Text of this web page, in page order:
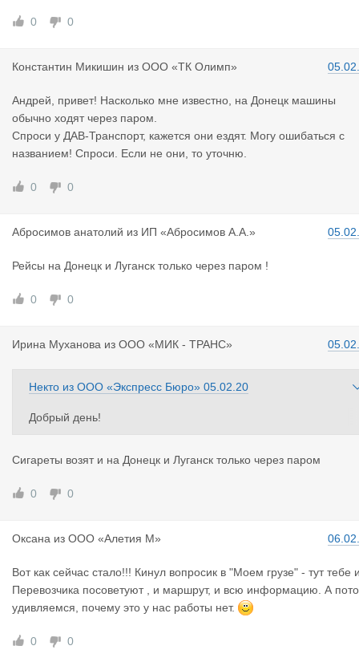
0 0
Константин Микишин из ООО «ТК Олимп»
Андрей, привет! Насколько мне известно, на Донецк машины
обычно ходят через паром.
Спроси у ДАВ-Транспорт, кажется они ездят. Могу ошибаться с
названием! Спроси. Если не они, то уточню.
0 0
Абросимов анатолий из ИП «Абросимов А.А.»
Рейсы на Донецк и Луганск только через паром !
0 0
Ирина Муханова из ООО «МИК - ТРАНС»
Некто из ООО «Экспресс Бюро» 05.02.20
Добрый день!
к)?
Транзит с сигаретами через Литву и РБ под конвоем?
Сигареты возят и на Донецк и Луганск только через паром
0 0
Оксана из ООО «Алетия М»
Вот как сейчас стало!!! Кинул вопросик в "Моем грузе" - тут тебе
Перевозчика посоветуют , и маршрут, и всю информацию. А
удивляемся, почему это у нас работы нет.
0 0